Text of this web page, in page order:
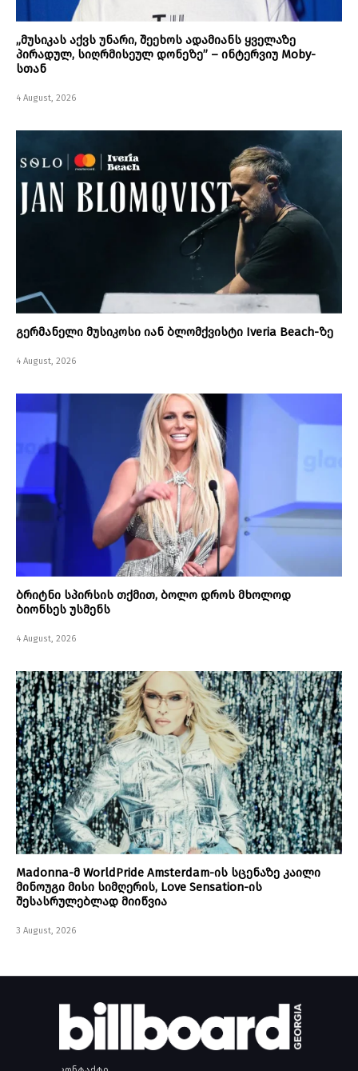
„მუსიკას აქვს უნარი, შეეხოს ადამიანს ყველაზე
პირადულ, სიღრმისეულ დონეზე” – ინტერვიუ Moby-
სთან
4 August, 2026
გერმანელი მუსიკოსი იან ბლომქვისტი Iveria Beach-ზე
4 August, 2026
ბრიტნი სპირსის თქმით, ბოლო დროს მხოლოდ
ბიონსეს უსმენს
4 August, 2026
Madonna-მ WorldPride Amsterdam-ის სცენაზე კაილი
მინოუგი მისი სიმღერის, Love Sensation-ის
შესასრულებლად მიიწვია
3 August, 2026